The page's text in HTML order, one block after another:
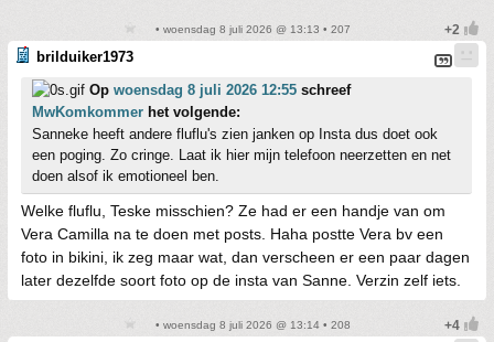
• woensdag 8 juli 2026 @ 13:13 • 207
brilduiker1973
Op woensdag 8 juli 2026 12:55 schreef
MwKomkommer het volgende:
Sanneke heeft andere fluflu's zien janken op Insta dus doet ook
een poging. Zo cringe. Laat ik hier mijn telefoon neerzetten en net
doen alsof ik emotioneel ben.
Welke fluflu, Teske misschien? Ze had er een handje van om
Vera Camilla na te doen met posts. Haha postte Vera bv een
foto in bikini, ik zeg maar wat, dan verscheen er een paar dagen
later dezelfde soort foto op de insta van Sanne. Verzin zelf iets.
• woensdag 8 juli 2026 @ 13:14 • 208